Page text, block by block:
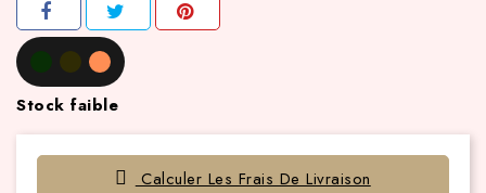
Stock faible
Calculer Les Frais De Livraison